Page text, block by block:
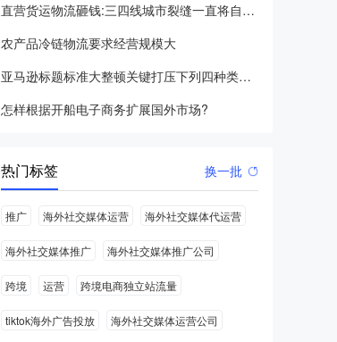
直营货运物流砸钱:三四线城市裂缝一直将自身包装成中国亚马逊的
农产品冷链物流要求经营规模大
亚马逊标题标准大整顿关键打压下列四种类别的违反规定
怎样根据开船电子商务扩展国外市场?
热门标签 换一批
推广 海外社交媒体运营 海外社交媒体代运营
海外社交媒体推广 海外社交媒体推广公司
跨境 运营 跨境电商独立站流量
tiktok海外广告投放 海外社交媒体运营公司